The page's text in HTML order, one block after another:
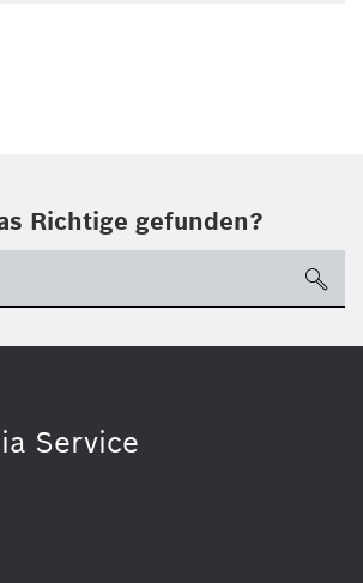
Richtige gefunden?
Service